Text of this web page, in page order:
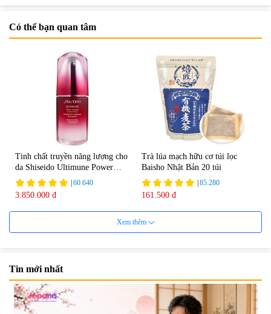
Có thể bạn quan tâm
Tinh chất truyền năng lượng cho
da Shiseido Ultimune Power
75ml
60.640
3.850.000 đ
Trà lúa mạch hữu cơ túi lọc
Baisho Nhật Bản 20 túi
85.280
161.500 đ
Xem thêm
Tin mới nhất